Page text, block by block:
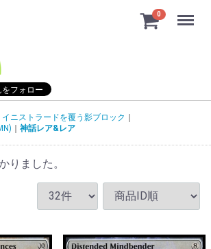
0 Menu
イニストラードを覆う影ブロック
神話レア&レア
りました。